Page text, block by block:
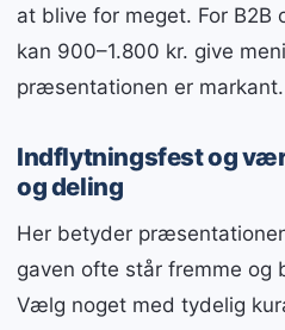
at blive for meget. For B2B
kan 900–1.800 kr. give
præsentationen er markant.
Indflytningsfest og
og deling
Her betyder
gaven ofte står fremme og
Vælg noget med tydelig